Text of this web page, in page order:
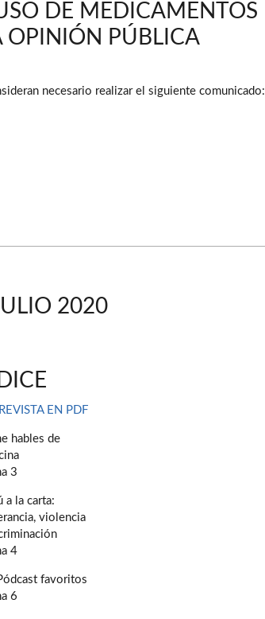
DE MEDICAMENTOS
OPINIÓN PÚBLICA
necesario realizar el siguiente comunicado:
2020
EN PDF
hables de
3
a la carta:
violencia
4
favoritos
6